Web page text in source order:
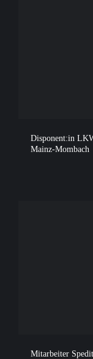
Disponent:in
Mainz-Mombach
Mitarbeiter